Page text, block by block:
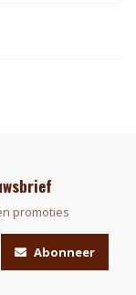
promoties
Abonneer